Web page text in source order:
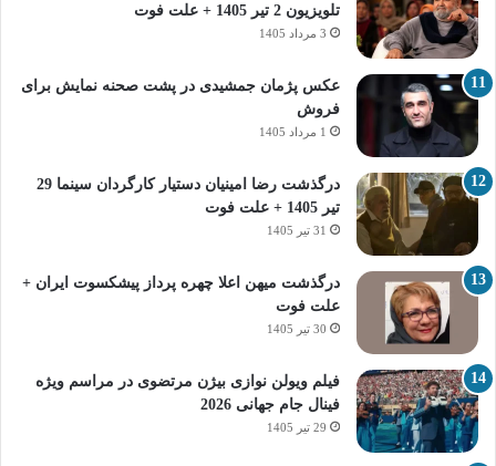
تلویزیون 2 تیر 1405 + علت فوت
3 مرداد 1405
عکس پژمان جمشیدی در پشت صحنه نمایش برای
فروش
1 مرداد 1405
درگذشت رضا امینیان دستیار کارگردان سینما 29
تیر 1405 + علت فوت
31 تیر 1405
درگذشت میهن اعلا چهره پرداز پیشکسوت ایران +
علت فوت
30 تیر 1405
فیلم ویولن نوازی بیژن مرتضوی در مراسم ویژه
فینال جام جهانی 2026
29 تیر 1405